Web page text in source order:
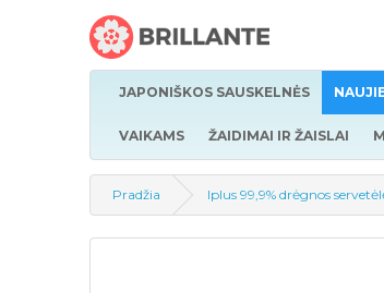
JAPONIŠKOS SAUSKELNĖS
VAIKAMS ŽAIDIMAI IR ŽAISLAI
Pradžia Iplus 99,9% drėgnos